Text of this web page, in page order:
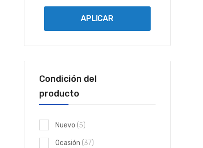
APLICAR
Condición del
producto
Nuevo 5
elementos
Ocasión 37
elementos